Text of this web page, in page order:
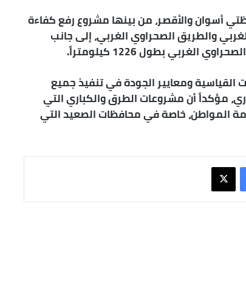
أسوان والأقصر، من بينها مشروع رفع كفاءة
والطريق الصحراوي الغربي، إلى جانب
بطول 1226 كيلومتراً.
القياسية ومعايير الجودة في تنفيذ جميع
مؤكداً أن مشروعات الطرق والكباري التي
المواطن، خاصة في محافظات الصعيد التي
فيسبوك